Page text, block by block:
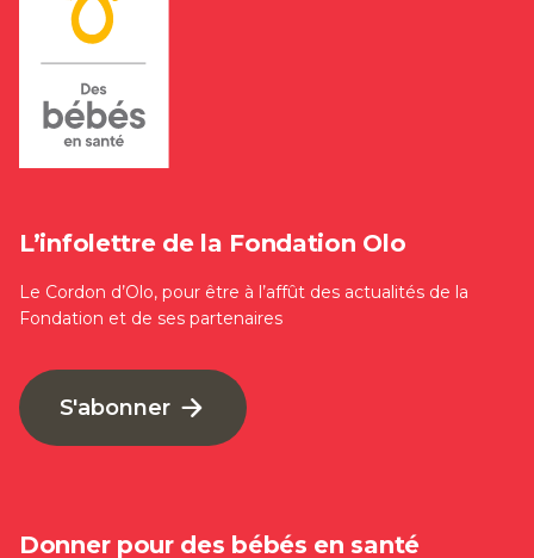
L’infolettre de la Fondation Olo
Le Cordon d’Olo, pour être à l’affût des actualités de la
Fondation et de ses partenaires
S'abonner
Donner pour des bébés en santé